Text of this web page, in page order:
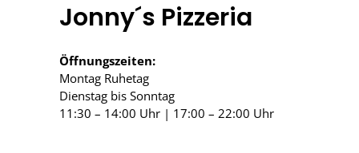
Jonny´s Pizzeria
Öffnungszeiten:
Montag Ruhetag
Dienstag bis Sonntag
11:30 – 14:00 Uhr | 17:00 – 22:00 Uhr